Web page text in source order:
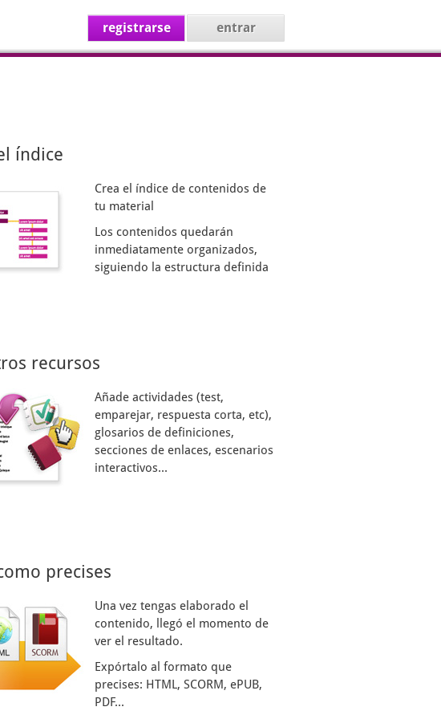
registrarse entrar
índice
Crea el índice de contenidos de
tu material
Los contenidos quedarán
inmediatamente organizados,
siguiendo la estructura definida
recursos
Añade actividades (test,
emparejar, respuesta corta, etc),
glosarios de definiciones,
secciones de enlaces, escenarios
interactivos...
precises
Una vez tengas elaborado el
contenido, llegó el momento de
ver el resultado.
Expórtalo al formato que
precises: HTML, SCORM, ePUB,
PDF...